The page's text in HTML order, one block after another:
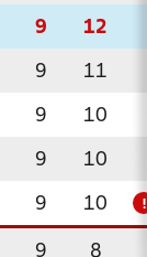
9 12
9 11
9 10
9 10
9 10 !
9 8